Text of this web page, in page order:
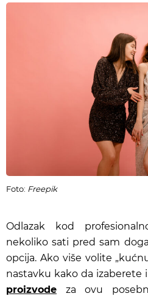
Foto: Freepik
Odlazak kod
nekoliko sati pred sam
opcija. Ako više volite
nastavku kako da
proizvode za ovu